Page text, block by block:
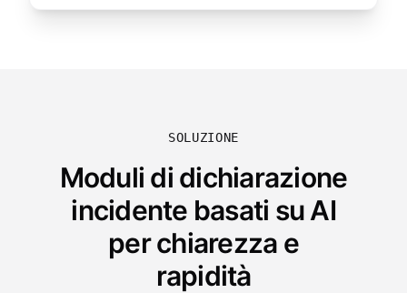
SOLUZIONE
Moduli di dichiarazione
incidente basati su AI
per chiarezza e
rapidità